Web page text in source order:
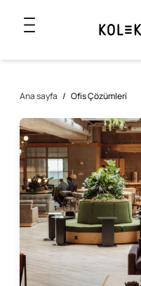
Ana sayfa / Ofis Çözümleri